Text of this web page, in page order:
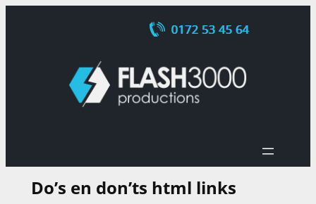
Do’s en don’ts html links